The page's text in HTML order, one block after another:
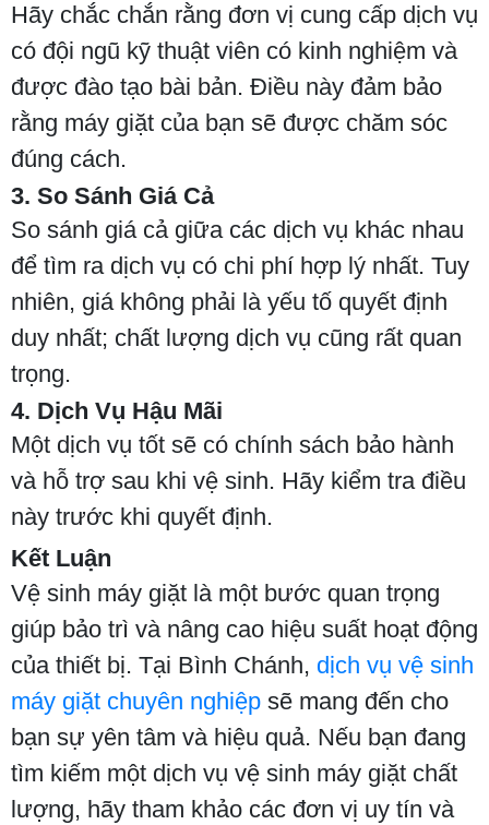
Hãy chắc chắn rằng đơn vị cung cấp dịch vụ
có đội ngũ kỹ thuật viên có kinh nghiệm và
được đào tạo bài bản. Điều này đảm bảo
rằng máy giặt của bạn sẽ được chăm sóc
đúng cách.
3. So Sánh Giá Cả
So sánh giá cả giữa các dịch vụ khác nhau
để tìm ra dịch vụ có chi phí hợp lý nhất. Tuy
nhiên, giá không phải là yếu tố quyết định
duy nhất; chất lượng dịch vụ cũng rất quan
trọng.
4. Dịch Vụ Hậu Mãi
Một dịch vụ tốt sẽ có chính sách bảo hành
và hỗ trợ sau khi vệ sinh. Hãy kiểm tra điều
này trước khi quyết định.
Kết Luận
Vệ sinh máy giặt là một bước quan trọng
giúp bảo trì và nâng cao hiệu suất hoạt động
của thiết bị. Tại Bình Chánh, dịch vụ vệ sinh
máy giặt chuyên nghiệp sẽ mang đến cho
bạn sự yên tâm và hiệu quả. Nếu bạn đang
tìm kiếm một dịch vụ vệ sinh máy giặt chất
lượng, hãy tham khảo các đơn vị uy tín và